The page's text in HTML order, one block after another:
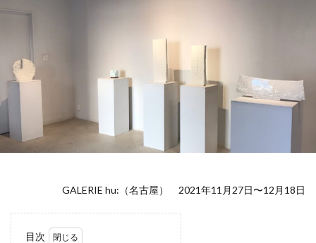
GALERIE hu:（名古屋） 2021年11月27日〜12月18日
目次